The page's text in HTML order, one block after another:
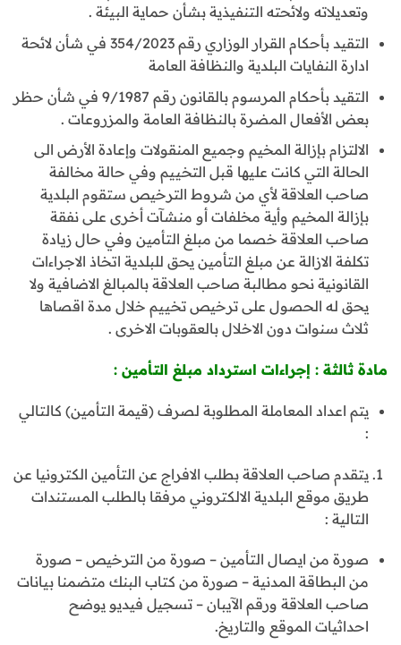
وتعديلاته ولائحته التنفيذية بشأن حماية البيئة .
التقيد بأحكام القرار الوزاري رقم 354/2023 في شأن لائحة
ادارة النفايات البلدية والنظافة العامة
التقيد بأحكام المرسوم بالقانون رقم 9/1987 في شأن حظر
بعض الأفعال المضرة بالنظافة العامة والمزروعات .
الالتزام بإزالة المخيم وجميع المنقولات وإعادة الأرض الى
الحالة التي كانت عليها قبل التخييم وفي حالة مخالفة
صاحب العلاقة لأي من شروط الترخيص ستقوم البلدية
بإزالة المخيم وأية مخلفات أو منشآت أخرى على نفقة
صاحب العلاقة خصما من مبلغ التأمين وفي حال زيادة
تكلفة الازالة عن مبلغ التأمين يحق للبلدية اتخاذ الاجراءات
القانونية نحو مطالبة صاحب العلاقة بالمبالغ الاضافية ولا
يحق له الحصول على ترخيص تخييم خلال مدة اقصاها
ثلاث سنوات دون الاخلال بالعقوبات الاخرى .
مادة ثالثة : إجراءات استرداد مبلغ التأمين :
يتم اعداد المعاملة المطلوبة لصرف (قيمة التأمين) كالتالي
:
يتقدم صاحب العلاقة بطلب الافراج عن التأمين الكترونيا عن
طريق موقع البلدية الالكتروني مرفقا بالطلب المستندات
التالية :
صورة من ايصال التأمين – صورة من الترخيص – صورة
من البطاقة المدنية – صورة من كتاب البنك متضمنا بيانات
صاحب العلاقة ورقم الآيبان – تسجيل فيديو يوضح
احداثيات الموقع والتاريخ.